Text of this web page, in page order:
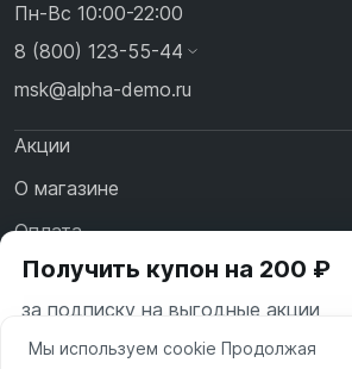
Пн-Вс 10:00-22:00
8 (800) 123-55-44
msk@alpha-demo.ru
Акции
О магазине
Оплата
Доставка
Контакты
Получить купон на 200 ₽
за подписку на выгодные акции
Ваш город —Москва
Мы используем cookie Продолжая